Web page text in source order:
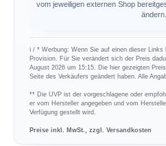
vom jeweiligen externen Shop
ändern.
ℹ︎ / * Werbung: Wenn Sie auf einen dieser
Provision. Für Sie verändert sich der Preis
August 2026 um 15:15. Die hier gezeigten
Seite des Verkäufers geändert haben. Alle
** Die UVP ist der vorgeschlagene oder
er vom Hersteller angegeben und vom
Verfügung gestellt wird.
Preise inkl. MwSt., zzgl. Versandkosten